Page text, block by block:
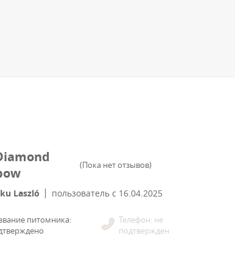
(Пока нет отзывов)
Laszló пользователь с 16.04.2025
питомника:
Телефон: не
подтвержден